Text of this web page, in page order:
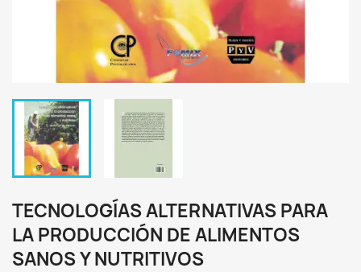
TECNOLOGÍAS ALTERNATIVAS PARA
LA PRODUCCIÓN DE ALIMENTOS
SANOS Y NUTRITIVOS